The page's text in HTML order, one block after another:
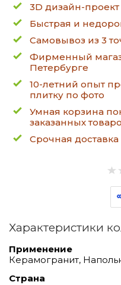
3D дизайн-
Быстрая и
Самовывоз из 3
Фирменный
Петербурге
10-летний опыт
плитку по фото
Умная корзина
заказанных
Срочная
Характеристики
Применение
Керамогранит,
Страна